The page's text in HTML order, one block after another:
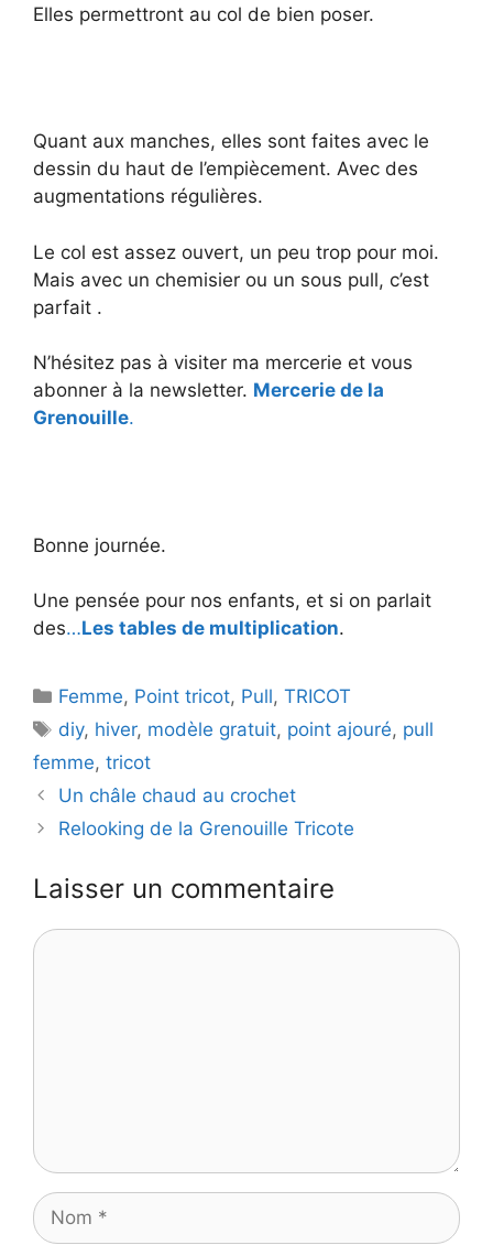
Elles permettront au col de bien poser.
Quant aux manches, elles sont faites avec le
dessin du haut de l’empiècement. Avec des
augmentations régulières.
Le col est assez ouvert, un peu trop pour moi.
Mais avec un chemisier ou un sous pull, c’est
parfait .
N’hésitez pas à visiter ma mercerie et vous
abonner à la newsletter. Mercerie de la
Grenouille.
Bonne journée.
Une pensée pour nos enfants, et si on parlait
des…Les tables de multiplication.
Catégories
Femme, Point tricot, Pull,TRICOT
Étiquettes
diy, hiver, modèle gratuit, point ajouré, pull
femme, tricot
Un châle chaud au crochet
Relooking de la Grenouille Tricote
Laisser un commentaire
Commentaire
Nom